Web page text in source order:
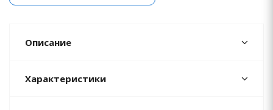
Описание
Характеристики